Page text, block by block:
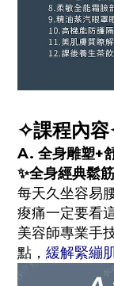
✧課程內
A. 全身雕塑+
✨全身經典鬆
每天久坐容易
痠痛一定要看
美容師專業手
點， 緩解緊繃